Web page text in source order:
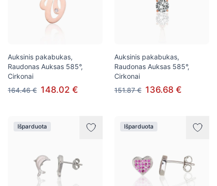
Auksinis pakabukas,
Raudonas Auksas 585°,
Cirkonai
164.46 € 148.02 €
Auksinis pakabukas,
Raudonas Auksas 585°,
Cirkonai
151.87 € 136.68 €
Išparduota Išparduota